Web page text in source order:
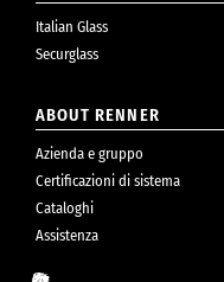
Italian Glass
Securglass
ABOUT RENNER
Azienda e gruppo
Certificazioni di sistema
Cataloghi
Assistenza